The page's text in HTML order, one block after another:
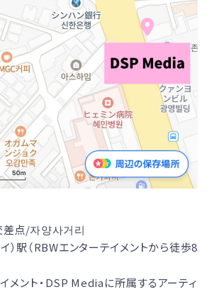
差点/자양사거리
）駅（RBWエンターテイメントから徒歩8
メント・DSP Mediaに所属するアーティ